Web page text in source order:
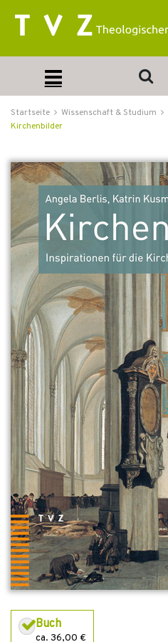
Startseite Wissenschaft & Studium
Kirchenbilder
Buch
ca. 36,00 €